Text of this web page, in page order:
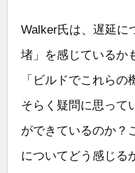
Walker氏は、遅延に
堵」を感じているか
「ビルドでこれら
そらく疑問に思って
ができているのか？
についてどう感じる